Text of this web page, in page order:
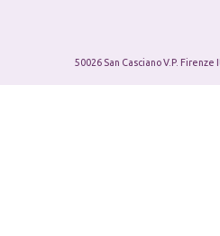
50026 San Casciano V.P.